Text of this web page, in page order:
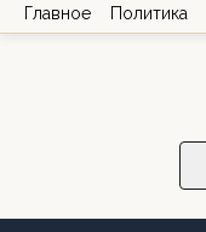
Главное Политика